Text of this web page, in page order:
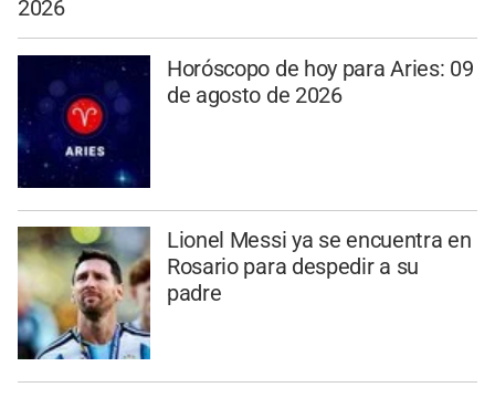
2026
Horóscopo de hoy para Aries: 09
de agosto de 2026
Lionel Messi ya se encuentra en
Rosario para despedir a su
padre